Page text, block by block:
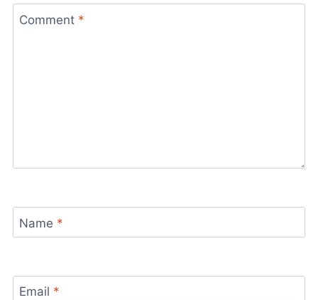
Comment *
Name *
Email *